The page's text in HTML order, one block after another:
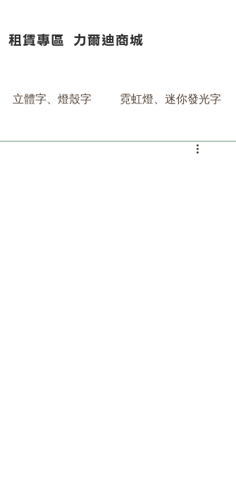
租賃專區 力爾迪商城
立體字、燈殼字 霓虹燈、迷你發光字